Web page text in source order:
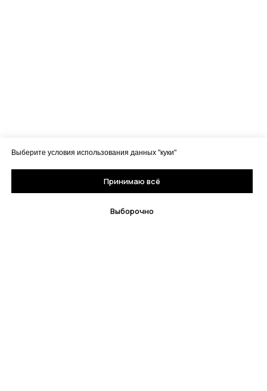
Выберите условия использования данных "куки"
Принимаю всё
Выборочно